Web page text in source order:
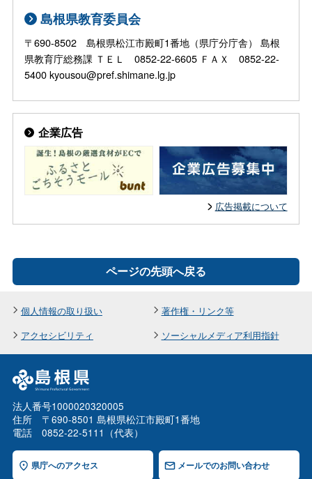
島根県教育委員会
〒690-8502 島根県松江市殿町1番地（県庁分庁舎） 島根
県教育庁総務課 ＴＥＬ 0852-22-6605 ＦＡＸ 0852-22-
5400 kyousou@pref.shimane.lg.jp
企業広告
広告掲載について
ページの先頭へ戻る
個人情報の取り扱い
著作権・リンク等
アクセシビリティ
ソーシャルメディア利用指針
法人番号1000020320005
住所 〒690-8501 島根県松江市殿町1番地
電話 0852-22-5111（代表）
県庁へのアクセス メールでのお問い合わせ